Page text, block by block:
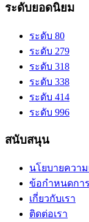
ระดับยอดนิยม
ระดับ 80
ระดับ 279
ระดับ 318
ระดับ 338
ระดับ 414
ระดับ 996
สนับสนุน
นโยบายควา
ข้อกำหนดกา
เกี่ยวกับเรา
ติดต่อเรา